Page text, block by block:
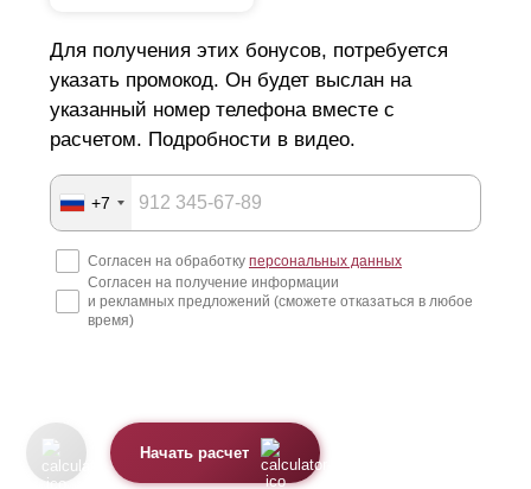
Для получения этих бонусов, потребуется
указать промокод. Он будет выслан на
указанный номер телефона вместе с
расчетом. Подробности в видео.
+7
Согласен на обработку персональных данных
Согласен на получение информации
и рекламных предложений (сможете отказаться в любое
время)
Начать расчет